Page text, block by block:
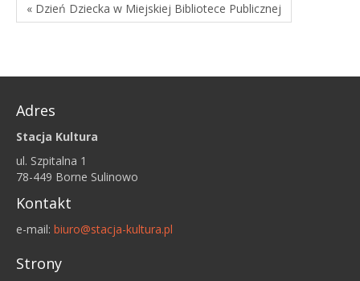
« Dzień Dziecka w Miejskiej Bibliotece Publicznej
Adres
Stacja Kultura
ul. Szpitalna 1
78-449 Borne Sulinowo
Kontakt
e-mail: biuro@stacja-kultura.pl
Strony